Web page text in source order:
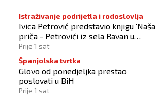
Istraživanje podrijetla i rodoslovlja
Ivica Petrović predstavio knjigu 'Naša
priča - Petrovići iz sela Ravan u
Busovači'
Prije 1 sat
Španjolska tvrtka
Glovo od ponedjeljka prestao
poslovati u BiH
Prije 1 sat